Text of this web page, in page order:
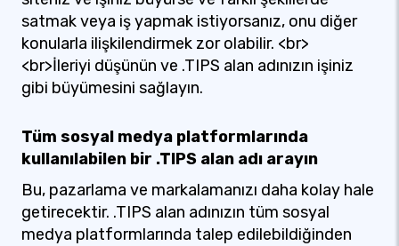
satmak veya iş yapmak istiyorsanız, onu diğer
konularla ilişkilendirmek zor olabilir. <br>
<br>İleriyi düşünün ve .TIPS alan adınızın işiniz
gibi büyümesini sağlayın.
Tüm sosyal medya platformlarında
kullanılabilen bir .TIPS alan adı arayın
Bu, pazarlama ve markalamanızı daha kolay hale
getirecektir. .TIPS alan adınızın tüm sosyal
medya platformlarında talep edilebildiğinden